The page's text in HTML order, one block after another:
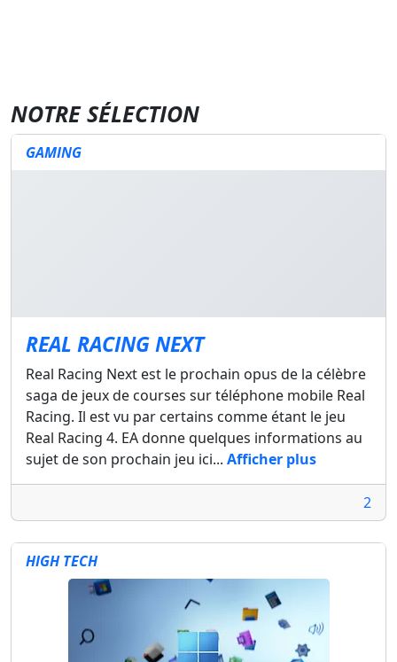
NOTRE SÉLECTION
GAMING
REAL RACING NEXT
Real Racing Next est le prochain opus de la célèbre
saga de jeux de courses sur téléphone mobile Real
Racing. Il est vu par certains comme étant le jeu
Real Racing 4. EA donne quelques informations au
sujet de son prochain jeu ici... Afficher plus
2
HIGH TECH